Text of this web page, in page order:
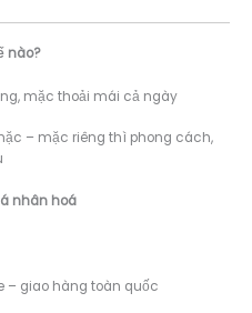
nào?
mặc thoải mái cả ngày
– mặc riêng thì phong cách,
nhân hoá
– giao hàng toàn quốc